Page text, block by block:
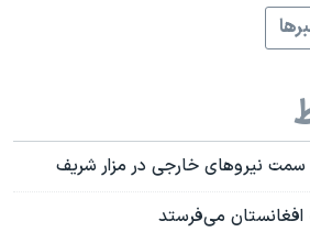
سمت نیروهای خارجی در مزار شریف
افغانستان می‌فرستد